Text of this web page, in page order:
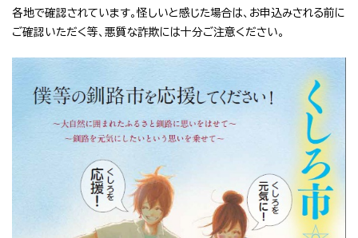
各地で確認されています。怪しいと感じた場合は、お申込みされる前に
ご確認いただく等、悪質な詐欺には十分ご注意ください。